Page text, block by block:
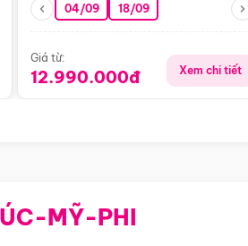
04/09 18/09
Giá từ:
12.990.000đ Xem chi tiết
MỸ-PHI